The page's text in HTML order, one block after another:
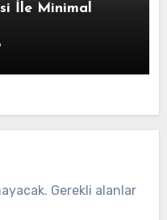
İle Minimal
Gerekli alanlar